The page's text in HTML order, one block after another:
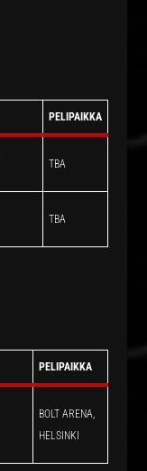
PELIPAIKKA
TBA
TBA
PELIPAIKKA
BOLT ARENA,
HELSINKI